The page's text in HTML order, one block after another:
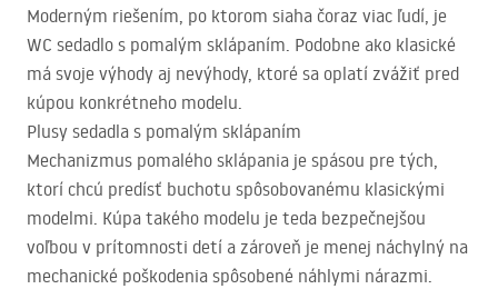
Moderným riešením, po ktorom siaha čoraz viac ľudí, je
WC sedadlo s pomalým sklápaním. Podobne ako klasické
má svoje výhody aj nevýhody, ktoré sa oplatí zvážiť pred
kúpou konkrétneho modelu.
Plusy sedadla s pomalým sklápaním
Mechanizmus pomalého sklápania je spásou pre tých,
ktorí chcú predísť buchotu spôsobovanému klasickými
modelmi. Kúpa takého modelu je teda bezpečnejšou
voľbou v prítomnosti detí a zároveň je menej náchylný na
mechanické poškodenia spôsobené náhlymi nárazmi.